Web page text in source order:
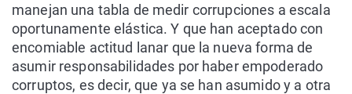
manejan una tabla de medir corrupciones a escala
oportunamente elástica. Y que han aceptado con
encomiable actitud lanar que la nueva forma de
asumir responsabilidades por haber empoderado
corruptos, es decir, que ya se han asumido y a otra